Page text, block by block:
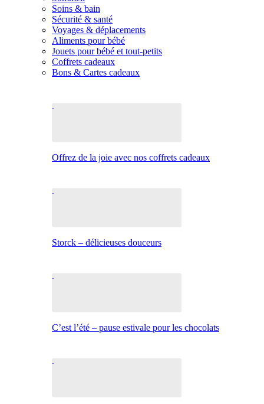
Soins & bain
Sécurité & santé
Voyages & déplacements
Aliments pour bébé
Jouets pour bébé et tout-petits
Coffrets cadeaux
Bons & Cartes cadeaux
Offrez de la joie avec nos coffrets cadeaux
Storck – délicieuses douceurs
C’est l’été – pause estivale pour les chocolats